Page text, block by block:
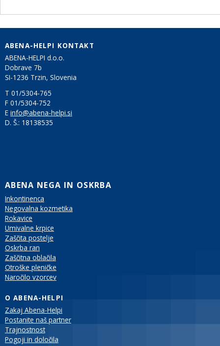
ABENA-HELPI KONTAKT
ABENA-HELPI d.o.o.
Dobrave 7b
SI-1236 Trzin, Slovenia
T 01/5304-765
F 01/5304-752
E info@abena-helpi.si
D. Š.: 18138535
ABENA NEGA IN OSKRBA
Inkontinenca
Negovalna kozmetika
Rokavice
Umivalne krpice
Zaščita postelje
Oskrba ran
Zaščitna oblačila
Otroške pleničke
Naročilo vzorcev
O ABENA-HELPI
Zakaj Abena-Helpi
Postanite naš partner
Trajnostnost
Pogoji in določila